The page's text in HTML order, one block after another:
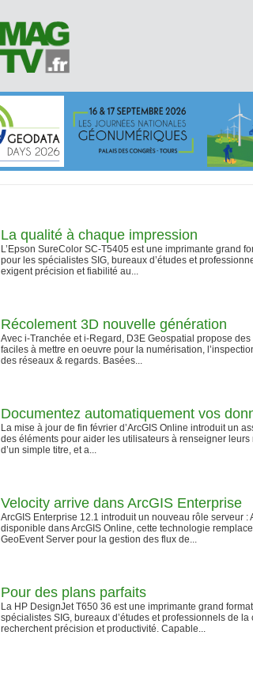
La qualité à chaque impression
L’Epson SureColor SC-T5405 est une imprimante grand
pour les spécialistes SIG, bureaux d’études et
exigent précision et fiabilité au...
Récolement 3D nouvelle génération
Avec i-Tranchée et i-Regard, D3E Geospatial propose
faciles à mettre en oeuvre pour la numérisation,
des réseaux & regards. Basées...
Documentez automatiquement vos
La mise à jour de fin février d’ArcGIS Online introduit un
des éléments pour aider les utilisateurs à renseigner leurs
d’un simple titre, et a...
Velocity arrive dans ArcGIS Enterprise
ArcGIS Enterprise 12.1 introduit un nouveau rôle serveur :
disponible dans ArcGIS Online, cette technologie
GeoEvent Server pour la gestion des flux de...
Pour des plans parfaits
La HP DesignJet T650 36 est une imprimante grand
spécialistes SIG, bureaux d’études et professionnels de la
recherchent précision et productivité. Capable...